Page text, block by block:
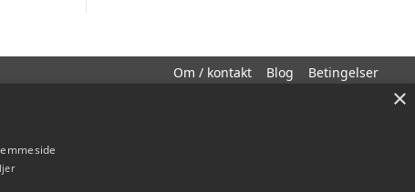
Om / kontakt Blog Betingelser
×